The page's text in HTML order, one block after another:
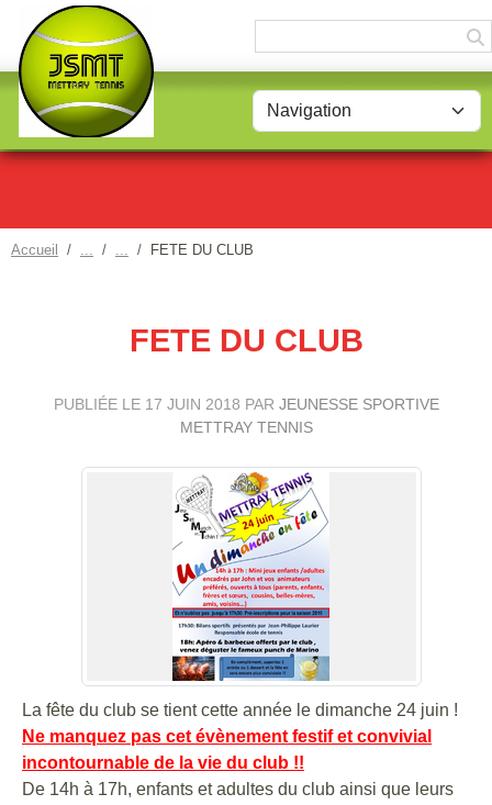
Accueil FETE DU CLUB
FETE DU CLUB
PUBLIÉE LE 17 JUIN 2018 PAR JEUNESSE SPORTIVE
METTRAY TENNIS
La fête du club se tient cette année le dimanche 24 juin !
Ne manquez pas cet évènement festif et convivial
incontournable de la vie du club !!
De 14h à 17h, enfants et adultes du club ainsi que leurs
Panneau de gestion des cookies